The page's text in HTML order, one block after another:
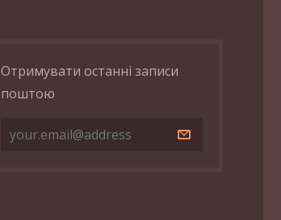
Отримувати останні записи
поштою